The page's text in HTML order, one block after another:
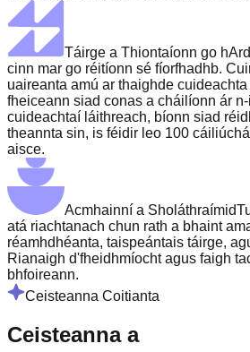
Táirge a Thiontaíonn go hArd
cinn mar go réitíonn sé fíorfhadhb.
uaireanta amú ar thaighde
fheiceann siad conas a cháilíonn ár
cuideachtaí láithreach, bíonn siad
theannta sin, is féidir leo 100
aisce.
Acmhainní a Sholáthraímid
atá riachtanach chun rath a bhaint
réamhdhéanta, taispeántais táirge,
Rianaigh d'fheidhmíocht agus faigh
bhfoireann.
Ceisteanna Coitianta
Ceisteanna a